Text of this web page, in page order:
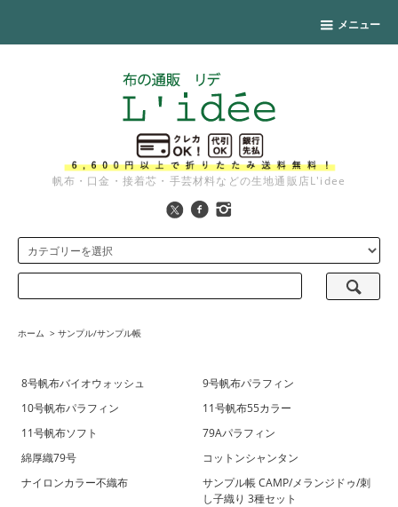
メニュー
帆布・口金・接着芯・手芸材料などの生地通販店L'idee
ホーム > サンプル/サンプル帳
8号帆布バイオウォッシュ
9号帆布パラフィン
10号帆布パラフィン
11号帆布55カラー
11号帆布ソフト
79Aパラフィン
綿厚織79号
コットンシャンタン
ナイロンカラー不織布
サンプル帳 CAMP/メランジドゥ/刺
し子織り 3種セット